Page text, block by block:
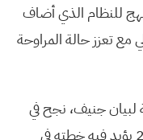
للنظام الذي أضاف
مع تعزز حالة المراوحة
لبيان جنيف، نجح في
نهاية المطاف بأن يُساهم في استصدار بيان رئاسي لمجلس الأمن في 17 آب/أغسطس 2015 يؤيد فيه خطته في